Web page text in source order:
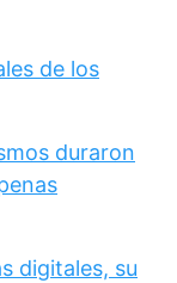
de los
duraron
digitales, su